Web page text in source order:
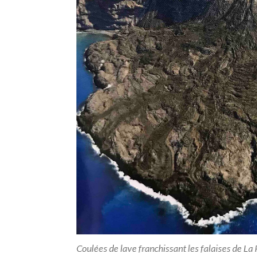
Coulées de lave franchissant les falaises de La